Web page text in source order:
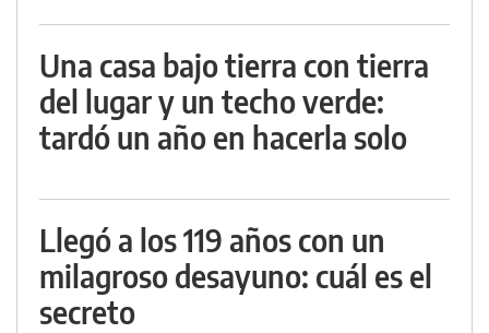
Una casa bajo tierra con tierra
del lugar y un techo verde:
tardó un año en hacerla solo
Llegó a los 119 años con un
milagroso desayuno: cuál es el
secreto